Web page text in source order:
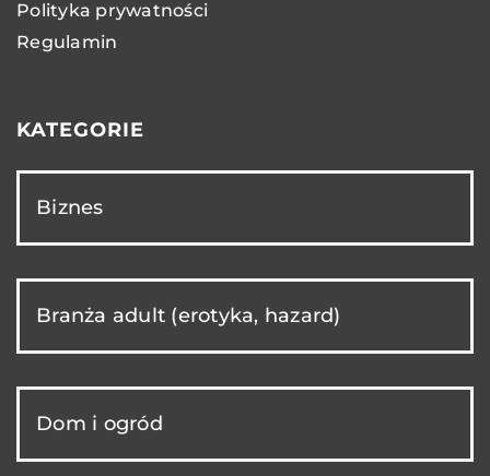
Polityka prywatności
Regulamin
KATEGORIE
Biznes
Branża adult (erotyka, hazard)
Dom i ogród